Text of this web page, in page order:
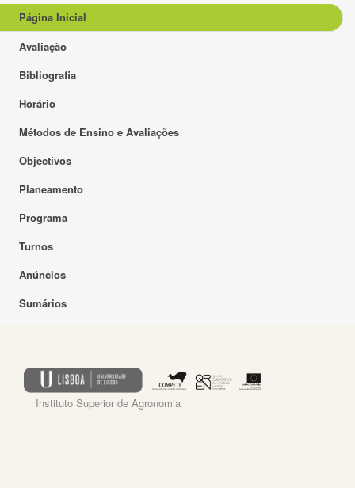
Página Inicial
Avaliação
Bibliografia
Horário
Métodos de Ensino e Avaliações
Objectivos
Planeamento
Programa
Turnos
Anúncios
Sumários
Instituto Superior de Agronomia